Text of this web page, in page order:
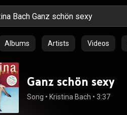
Albums Artists Videos
Ganz schön sexy
Song • Kristina Bach • 3:37